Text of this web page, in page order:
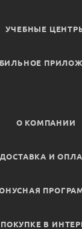
УЧЕБНЫЕ
О КОМПАНИИ
ДОСТАВКА И
В